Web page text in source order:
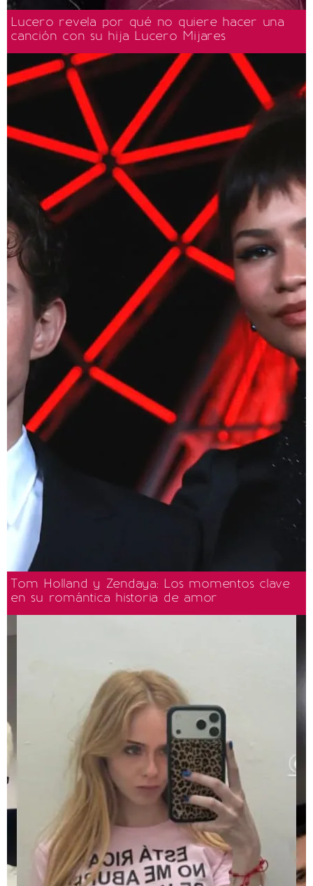
Lucero revela por qué no quiere hacer una
canción con su hija Lucero Mijares
Tom Holland y Zendaya: Los momentos clave
en su romántica historia de amor